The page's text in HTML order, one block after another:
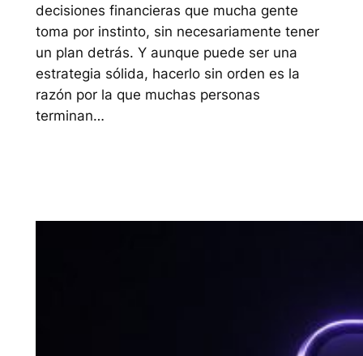
decisiones financieras que mucha gente
toma por instinto, sin necesariamente tener
un plan detrás. Y aunque puede ser una
estrategia sólida, hacerlo sin orden es la
razón por la que muchas personas
terminan…